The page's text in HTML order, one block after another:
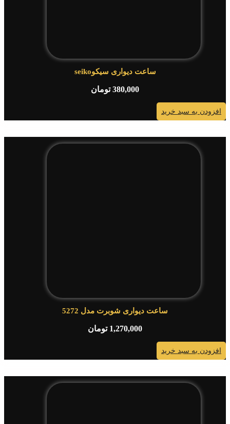
ساعت دیواری سیکوseiko
380,000 تومان
افزودن به سبد خرید
ساعت دیواری شوبرت مدل 5272
1,270,000 تومان
افزودن به سبد خرید